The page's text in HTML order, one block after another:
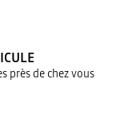
près de chez vous